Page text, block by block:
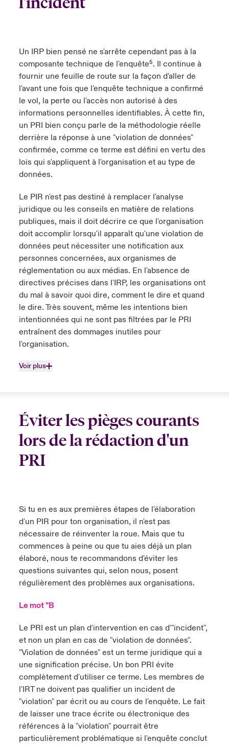
Un IRP bien pensé ne s'arrête cependant pas à la
composante technique de l'enquête⁵. Il continue à
fournir une feuille de route sur la façon d'aller de
l'avant une fois que l'enquête technique a confirmé
le vol, la perte ou l'accès non autorisé à des
informations personnelles identifiables. À cette fin,
un PRI bien conçu parle de la méthodologie réelle
derrière la réponse à une "violation de données"
confirmée, comme ce terme est défini en vertu des
lois qui s'appliquent à l'organisation et au type de
données.
Le PIR n'est pas destiné à remplacer l'analyse
juridique ou les conseils en matière de relations
publiques, mais il doit décrire ce que l'organisation
doit accomplir lorsqu'il apparaît qu'une violation de
données peut nécessiter une notification aux
personnes concernées, aux organismes de
réglementation ou aux médias. En l'absence de
directives précises dans l'IRP, les organisations ont
du mal à savoir quoi dire, comment le dire et quand
le dire. Très souvent, même les intentions bien
intentionnées qui ne sont pas filtrées par le PRI
entraînent des dommages inutiles pour
l'organisation.
Voir plus
Éviter les pièges courants
lors de la rédaction d'un
PRI
Si tu en es aux premières étapes de l'élaboration
d'un PIR pour ton organisation, il n'est pas
nécessaire de réinventer la roue. Mais que tu
commences à peine ou que tu aies déjà un plan
élaboré, nous te recommandons d'éviter les
questions suivantes qui, selon nous, posent
régulièrement des problèmes aux organisations.
Le mot "B
Le PRI est un plan d'intervention en cas d'"incident",
et non un plan en cas de "violation de données".
"Violation de données" est un terme juridique qui a
une signification précise. Un bon PRI évite
complètement d'utiliser ce terme. Les membres de
l'IRT ne doivent pas qualifier un incident de
"violation" par écrit ou au cours de l'enquête. Le fait
de laisser une trace écrite ou électronique des
références à la "violation" pourrait être
particulièrement problématique si l'enquête conclut